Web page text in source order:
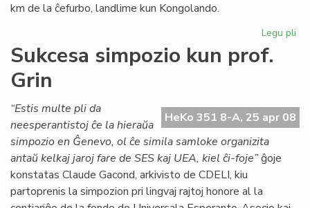
km de la ĉefurbo, landlime kun Kongolando.
Legu pli
Sukcesa simpozio kun prof.
Grin
HeKo 351 8-A, 25 apr 08
“Estis multe pli da
neesperantistoj ĉe la hieraŭa
simpozio en Ĝenevo, ol ĉe simila samloke organizita
antaŭ kelkaj jaroj fare de SES kaj UEA, kiel ĉi-foje”ĝoje
konstatas Claude Gacond, arkivisto de CDELI, kiu
partoprenis la simpozion pri lingvaj rajtoj honore al la